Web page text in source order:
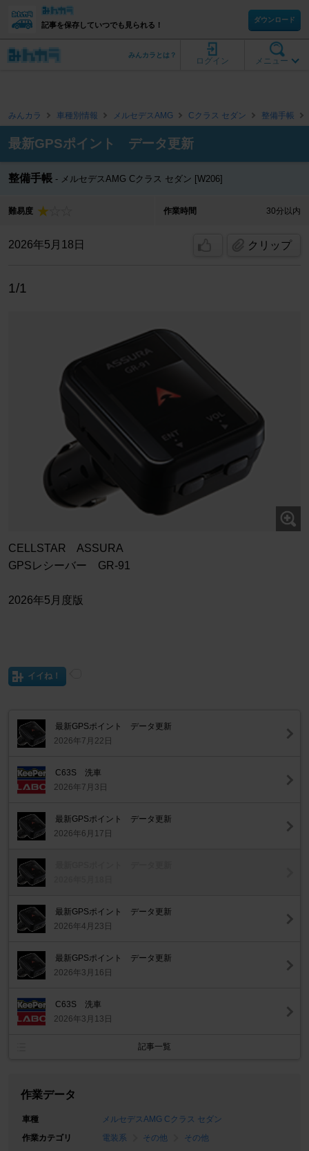
記事を保存していつでも見られる！
ダウンロード
メニュー
ログイン
みんカラとは？
みんカラ 車種別情報 メルセデスAMG Cクラス セダン 整備手帳
最新GPSポイント データ更新
整備手帳 メルセデスAMG Cクラス セダン [W206]
難易度 作業時間 30分以内
2026年5月18日 クリップ
1/1
CELLSTAR ASSURA
GPSレシーバー GR-91
2026年5月度版
イイね！
最新GPSポイント データ更新
2026年7月22日
C63S 洗車
2026年7月3日
最新GPSポイント データ更新
2026年6月17日
最新GPSポイント データ更新
2026年4月23日
最新GPSポイント データ更新
2026年3月16日
C63S 洗車
2026年3月13日
記事一覧
作業データ
車種
メルセデスAMG Cクラス セダン
作業カテゴリ
電装系 その他
その他